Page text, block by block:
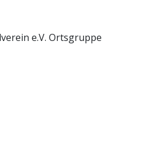
e.V. Ortsgruppe